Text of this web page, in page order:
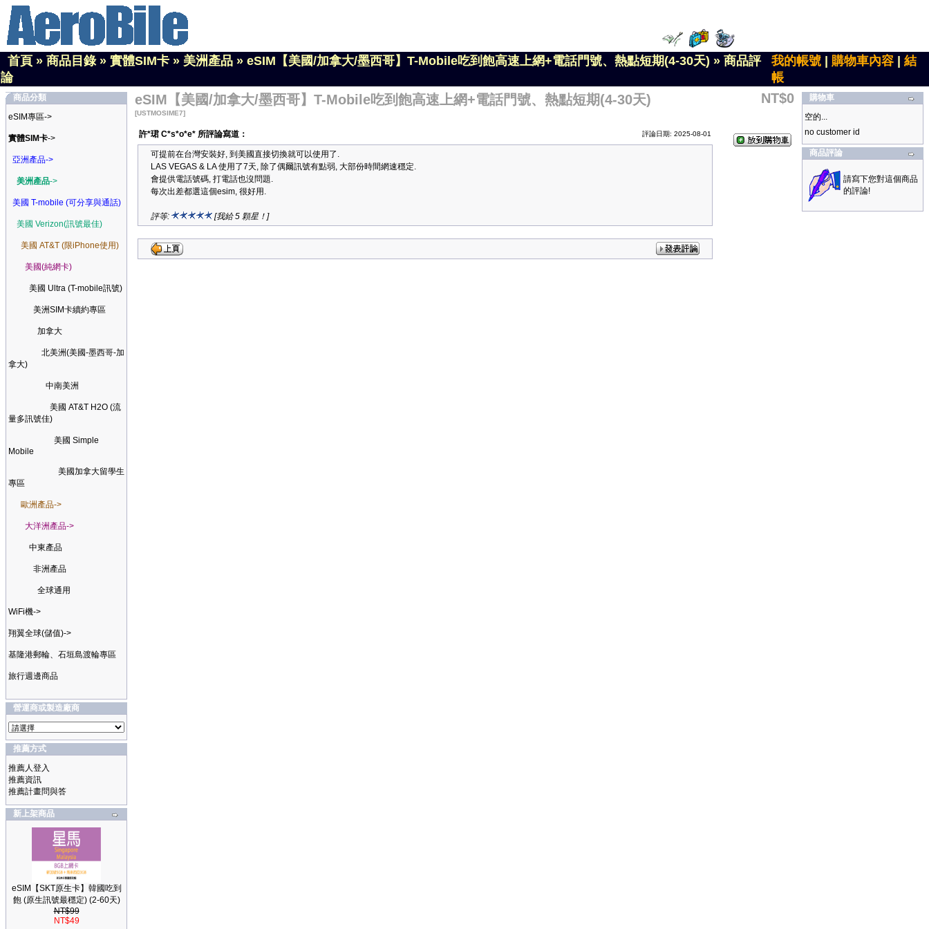
首頁 » 商品目錄» 實體SIM卡 » 美洲產品 » eSIM【美國/加拿大/墨西哥】T-Mobile吃到飽高速上網+電話門號、熱點短期(4-30天) » 商品評
論
我的帳號 購物車內容
結
帳
商品分類
eSIM專區->
實體SIM卡->
亞洲產品->
美洲產品->
美國 T-mobile (可分享與通話)
美國 Verizon(訊號最佳)
美國 AT&T (限iPhone使用)
美國(純網卡)
美國 Ultra (T-mobile訊號)
美洲SIM卡續約專區
加拿大
北美洲(美國-墨西哥-加
拿大)
中南美洲
美國 AT&T H2O (流
量多訊號佳)
美國 Simple
Mobile
美國加拿大留學生
專區
歐洲產品->
大洋洲產品->
中東產品
非洲產品
全球通用
WiFi機->
翔翼全球(儲值)->
基隆港郵輪、石垣島渡輪專區
旅行週邊商品
營運商或製造廠商
推薦方式
推薦人登入
推薦資訊
推薦計畫問與答
新上架商品
eSIM【SKT原生卡】韓國吃到
飽 (原生訊號最穩定) (2-60天)
NT$99
NT$49
eSIM【美國/加拿大/墨西哥】T-Mobile吃到飽高速上網+電話門號、熱點短期(4-30天)
[USTMOSIME7]
NT$0
許*珺 C*s*o*e* 所評論寫道： 評論日期: 2025-08-01
可提前在台灣安裝好, 到美國直接切換就可以使用了.
LAS VEGAS & LA 使用了7天, 除了偶爾訊號有點弱, 大部份時間網速穩定.
會提供電話號碼, 打電話也沒問題.
每次出差都選這個esim, 很好用.
評等: [我給 5 顆星！]
購物車
空的...
no customer id
商品評論
請寫下您對這個商品
的評論!